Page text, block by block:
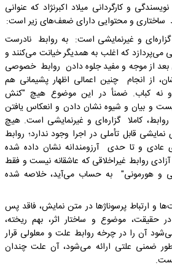
و کارگردانی میلاد اکبرنژاد که عنوانی
ساختاری و محتوایی دارای ضعف‌های زیر است:
و غیرنمایشی است: به روابط نادرست
می‌پردازد که اغلب به همدیگر خیانت می‌کنند و
بعد از موجه و مفید جلوه دادن روابط خصوصی
از انجام چنین اعمالی اظهار پشیمانی هم
و نه کباب. ضمنأ در این موضوع هیچ "کنش
و بیان و شیوه نشان دادن و انعکاس یافتن
کاملا گزاره‌ای و غیرنمایشی است. هیچ
قابل تأملی در اجرا وجود ندارد؛ روابط
عادی و تا حدی آرزومندانه نشان داده شده
روابط غیراخلاقی که عاشقانه نیست و فقط
و هورمونی" به حساب می‌آید، خلاصه شده
و ارتباط پرسوناژها در متن نمایش، فاقد پس
حقیقت، موضوع و ساختار اثر، بهم ریخته،
آن را در چرخه روابط علت و معلولی قرار
ضمنی علتی ارائه می‌شود، آن علت چندان